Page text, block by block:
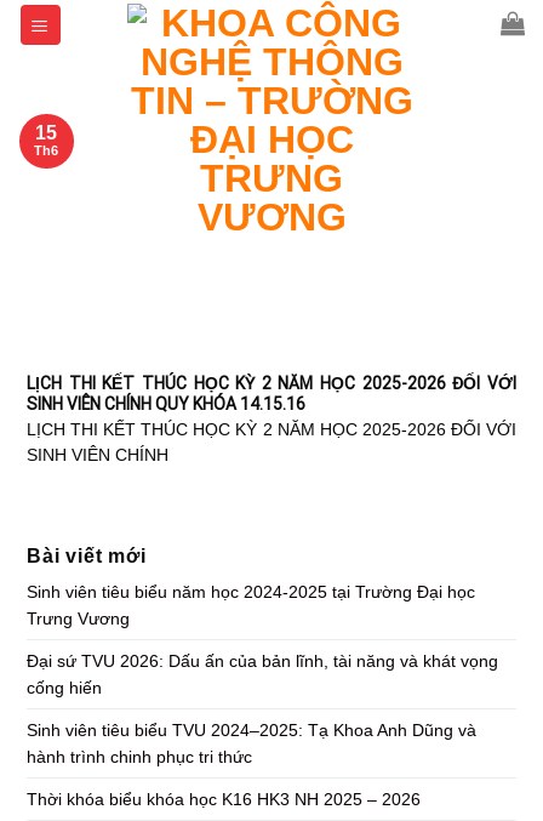
Skip
LỊCH THI KẾT THÚC HỌC KỲ 2 NĂM HỌC 2025-2026 ĐỐI VỚI
SINH VIÊN CHÍNH QUY KHÓA 14.15.16
LỊCH THI KẾT THÚC HỌC KỲ 2 NĂM HỌC 2025-2026 ĐỐI VỚI
SINH VIÊN CHÍNH
15
Th6
Bài viết mới
Sinh viên tiêu biểu năm học 2024-2025 tại Trường Đại học
Trưng Vương
Đại sứ TVU 2026: Dấu ấn của bản lĩnh, tài năng và khát vọng
cống hiến
Sinh viên tiêu biểu TVU 2024–2025: Tạ Khoa Anh Dũng và
hành trình chinh phục tri thức
Thời khóa biểu khóa học K16 HK3 NH 2025 – 2026